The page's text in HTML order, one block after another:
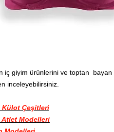
iç giyim ürünlerini ve toptan bayan
inceleyebilirsiniz.
Külot Çeşitleri
Atlet Modelleri